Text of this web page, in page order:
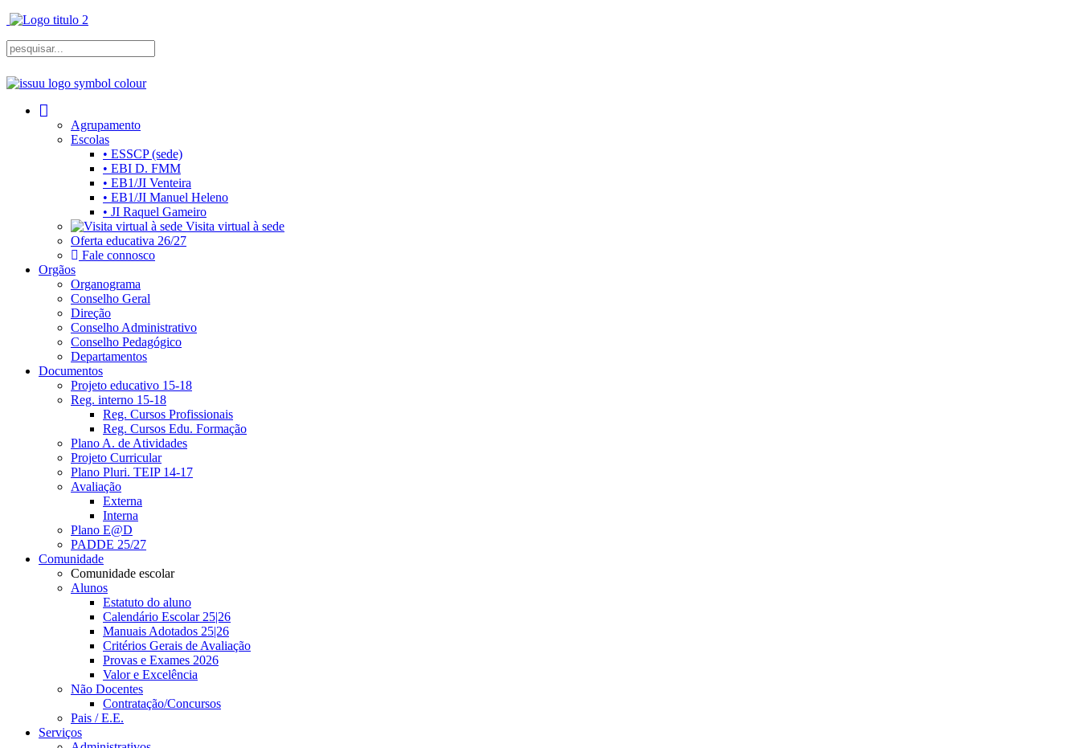
Agrupamento
Escolas
• ESSCP (sede)
• EBI D. FMM
• EB1/JI Venteira
• EB1/JI Manuel Heleno
• JI Raquel Gameiro
Visita virtual à sede
Oferta educativa 26/27
Fale connosco
Orgãos
Organograma
Conselho Geral
Direção
Conselho Administrativo
Conselho Pedagógico
Departamentos
Documentos
Projeto educativo 15-18
Reg. interno 15-18
Reg. Cursos Profissionais
Reg. Cursos Edu. Formação
Plano A. de Atividades
Projeto Curricular
Plano Pluri. TEIP 14-17
Avaliação
Externa
Interna
Plano E@D
PADDE 25/27
Comunidade
Comunidade escolar
Alunos
Estatuto do aluno
Calendário Escolar 25|26
Manuais Adotados 25|26
Critérios Gerais de Avaliação
Provas e Exames 2026
Valor e Excelência
Não Docentes
Contratação/Concursos
Pais / E.E.
Serviços